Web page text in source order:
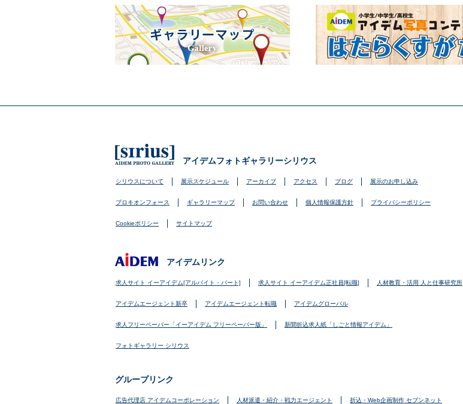
アイデムフォトギャラリーシリウス
シリウスについて 展示スケジュール アーカイブ アクセス ブログ 展示のお申し込み
プロキオンフォース ギャラリーマップ お問い合わせ 個人情報保護方針 プライバシーポリシー
Cookieポリシー サイトマップ
アイデムリンク
求人サイト イーアイデム[アルバイト・パート] 求人サイト イーアイデム正社員[転職] 人材教育・活用 人と仕事研究所
アイデムエージェント新卒 アイデムエージェント転職 アイデムグローバル
求人フリーペーパー「イーアイデム フリーペーパー版」 新聞折込求人紙「しごと情報アイデム」
フォトギャラリー シリウス
グループリンク
広告代理店 アイデムコーポレーション 人材派遣・紹介・戦力エージェント 折込・Web企画制作 セブンネット